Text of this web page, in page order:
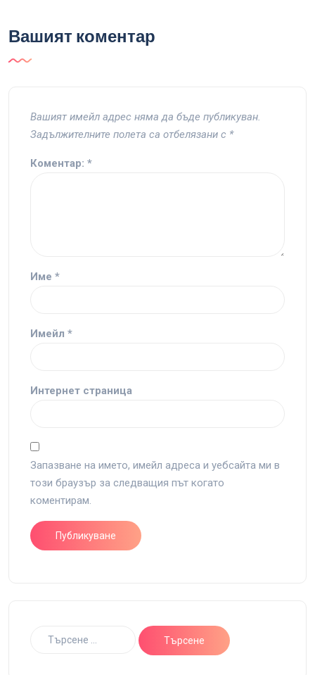
Вашият коментар
Вашият имейл адрес няма да бъде публикуван.
Задължителните полета са отбелязани с *
Коментар: *
Име *
Имейл *
Интернет страница
Запазване на името, имейл адреса и уебсайта ми в
този браузър за следващия път когато
коментирам.